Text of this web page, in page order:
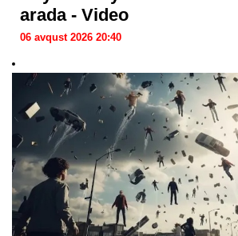
arada - Video
06 avqust 2026 20:40